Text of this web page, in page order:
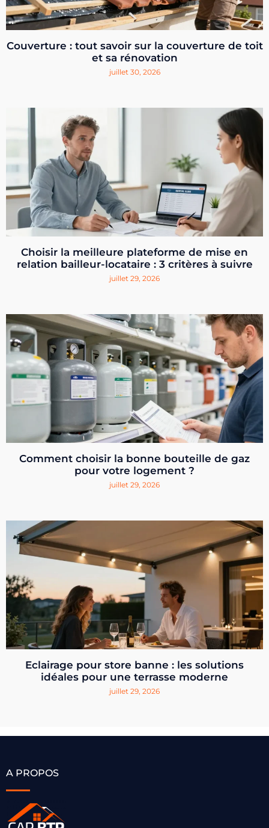
Couverture : tout savoir sur la couverture de toit
et sa rénovation
juillet 30, 2026
Choisir la meilleure plateforme de mise en
relation bailleur-locataire : 3 critères à suivre
juillet 29, 2026
Comment choisir la bonne bouteille de gaz
pour votre logement ?
juillet 29, 2026
Eclairage pour store banne : les solutions
idéales pour une terrasse moderne
juillet 29, 2026
A PROPOS